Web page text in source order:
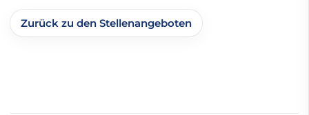
Zurück zu den Stellenangeboten